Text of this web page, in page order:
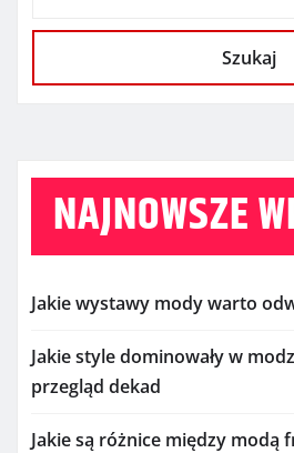
Szukaj
NAJNOWSZE
Jakie wystawy mody warto
Jakie style dominowały w
przegląd dekad
Jakie są różnice między modą